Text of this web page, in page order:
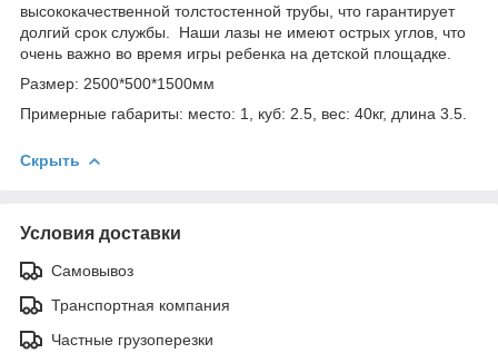
высококачественной толстостенной трубы, что гарантирует
долгий срок службы. Наши лазы не имеют острых углов, что
очень важно во время игры ребенка на детской площадке.
Размер: 2500*500*1500мм
Примерные габариты: место: 1, куб: 2.5, вес: 40кг, длина 3.5.
Скрыть
Условия доставки
Самовывоз
Транспортная компания
Частные грузоперезки